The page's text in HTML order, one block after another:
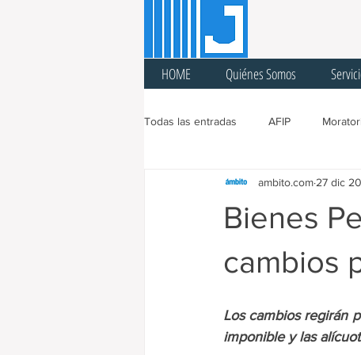
HOME Quiénes Somos
Todas las entradas AFIP
Ingresos Brutos Sellos
Cargas Patronales
Bienes
cambios
ambito.com 27 dic
Los cambios regirán
imponible y las